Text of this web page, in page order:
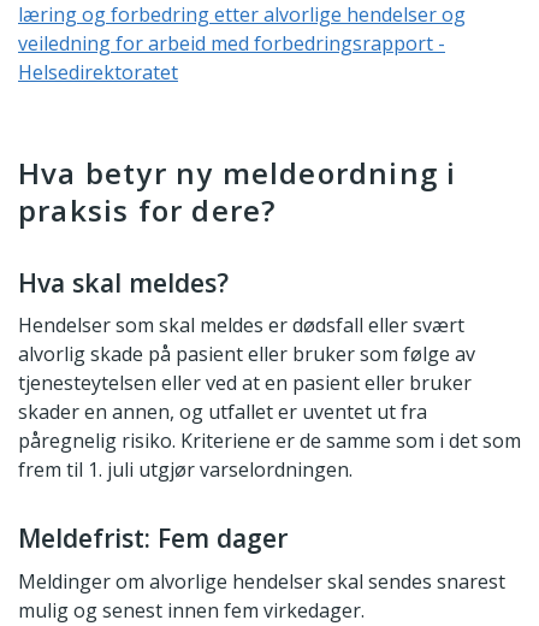
læring og forbedring etter alvorlige hendelser og
veiledning for arbeid med forbedringsrapport -
Helsedirektoratet
Hva betyr ny meldeordning i
praksis for dere?
Hva skal meldes?
Hendelser som skal meldes er dødsfall eller svært
alvorlig skade på pasient eller bruker som følge av
tjenesteytelsen eller ved at en pasient eller bruker
skader en annen, og utfallet er uventet ut fra
påregnelig risiko. Kriteriene er de samme som i det som
frem til 1. juli utgjør varselordningen.
Meldefrist: Fem dager
Meldinger om alvorlige hendelser skal sendes snarest
mulig og senest innen fem virkedager.